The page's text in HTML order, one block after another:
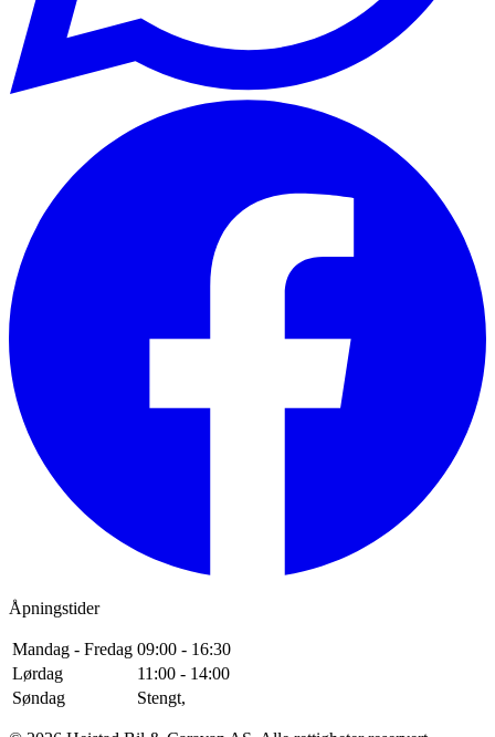
Åpningstider
Mandag - Fredag 09:00 - 16:30
Lørdag
11:00 - 14:00
Søndag
Stengt,